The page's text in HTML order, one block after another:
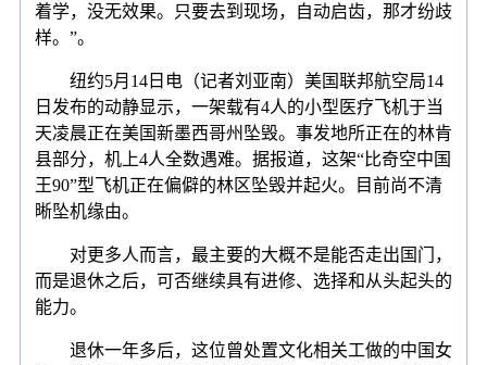
着学，没无效果。只要去到现场，自动启齿，那才纷歧
样。”。
纽约5月14日电（记者刘亚南）美国联邦航空局14
日发布的动静显示，一架载有4人的小型医疗飞机于当
天凌晨正在美国新墨西哥州坠毁。事发地所正在的林肯
县部分，机上4人全数遇难。据报道，这架“比奇空中国
王90”型飞机正在偏僻的林区坠毁并起火。目前尚不清
晰坠机缘由。
对更多人而言，最主要的大概不是能否走出国门，
而是退休之后，可否继续具有进修、选择和从头起头的
能力。
退休一年多后，这位曾处置文化相关工做的中国女